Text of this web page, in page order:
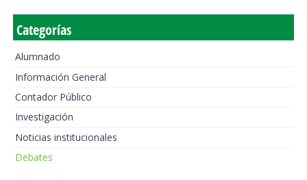
Categorías
Alumnado
Información General
Contador Público
Investigación
Noticias institucionales
Debates